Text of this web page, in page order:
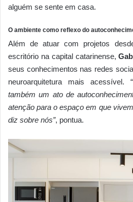
alguém se sente em casa.
O ambiente como reflexo do
Além de atuar com projetos
escritório na capital catarinense,
seus conhecimentos nas redes
neuroarquitetura mais acessível. “
também um ato de
atenção para o espaço em que
diz sobre nós”, pontua.